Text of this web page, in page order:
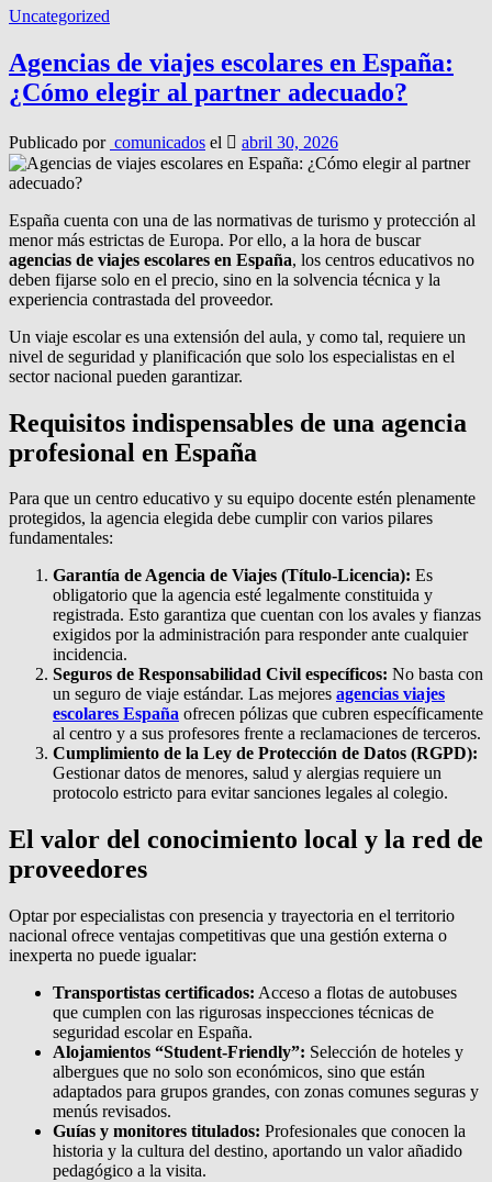
Uncategorized
Agencias de viajes escolares en España:
¿Cómo elegir al partner adecuado?
Publicado por comunicados el abril 30, 2026
España cuenta con una de las normativas de turismo y protección al
menor más estrictas de Europa. Por ello, a la hora de buscar
agencias de viajes escolares en España, los centros educativos no
deben fijarse solo en el precio, sino en la solvencia técnica y la
experiencia contrastada del proveedor.
Un viaje escolar es una extensión del aula, y como tal, requiere un
nivel de seguridad y planificación que solo los especialistas en el
sector nacional pueden garantizar.
Requisitos indispensables de una agencia
profesional en España
Para que un centro educativo y su equipo docente estén plenamente
protegidos, la agencia elegida debe cumplir con varios pilares
fundamentales:
Garantía de Agencia de Viajes (Título-Licencia): Es
obligatorio que la agencia esté legalmente constituida y
registrada. Esto garantiza que cuentan con los avales y fianzas
exigidos por la administración para responder ante cualquier
incidencia.
Seguros de Responsabilidad Civil específicos: No basta con
un seguro de viaje estándar. Las mejores agencias viajes
escolares España ofrecen pólizas que cubren específicamente
al centro y a sus profesores frente a reclamaciones de terceros.
Cumplimiento de la Ley de Protección de Datos (RGPD):
Gestionar datos de menores, salud y alergias requiere un
protocolo estricto para evitar sanciones legales al colegio.
El valor del conocimiento local y la red de
proveedores
Optar por especialistas con presencia y trayectoria en el territorio
nacional ofrece ventajas competitivas que una gestión externa o
inexperta no puede igualar:
Transportistas certificados: Acceso a flotas de autobuses
que cumplen con las rigurosas inspecciones técnicas de
seguridad escolar en España.
Alojamientos “Student-Friendly”: Selección de hoteles y
albergues que no solo son económicos, sino que están
adaptados para grupos grandes, con zonas comunes seguras y
menús revisados.
Guías y monitores titulados: Profesionales que conocen la
historia y la cultura del destino, aportando un valor añadido
pedagógico a la visita.